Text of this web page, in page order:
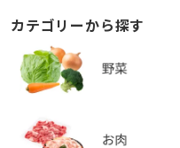
カテゴリーから探す